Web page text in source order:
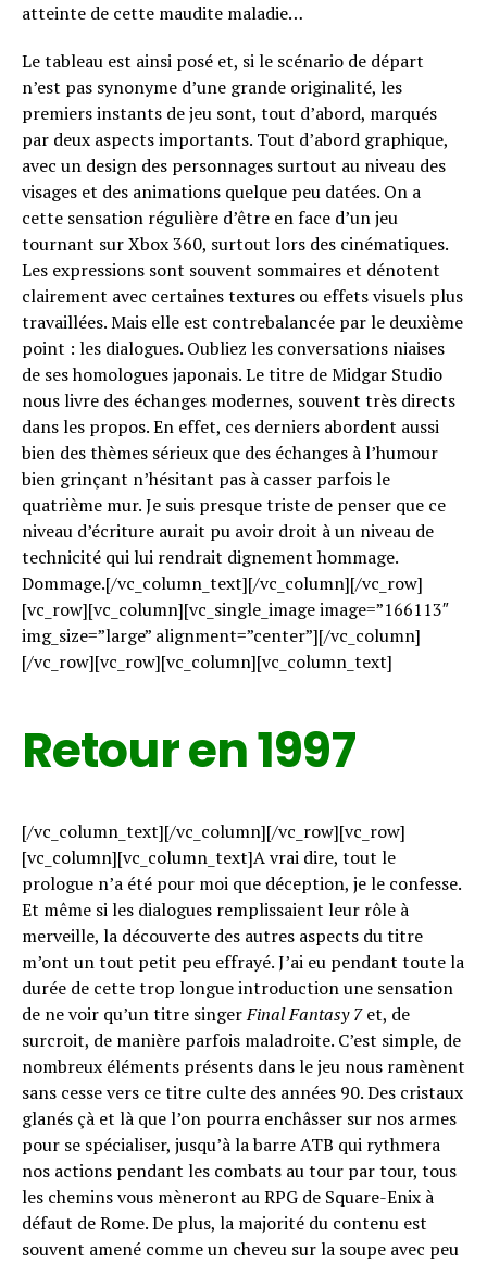
atteinte de cette maudite maladie…
Le tableau est ainsi posé et, si le scénario de départ
n’est pas synonyme d’une grande originalité, les
premiers instants de jeu sont, tout d’abord, marqués
par deux aspects importants. Tout d’abord graphique,
avec un design des personnages surtout au niveau des
visages et des animations quelque peu datées. On a
cette sensation régulière d’être en face d’un jeu
tournant sur Xbox 360, surtout lors des cinématiques.
Les expressions sont souvent sommaires et dénotent
clairement avec certaines textures ou effets visuels plus
travaillées. Mais elle est contrebalancée par le deuxième
point : les dialogues. Oubliez les conversations niaises
de ses homologues japonais. Le titre de Midgar Studio
nous livre des échanges modernes, souvent très directs
dans les propos. En effet, ces derniers abordent aussi
bien des thèmes sérieux que des échanges à l’humour
bien grinçant n’hésitant pas à casser parfois le
quatrième mur. Je suis presque triste de penser que ce
niveau d’écriture aurait pu avoir droit à un niveau de
technicité qui lui rendrait dignement hommage.
Dommage.[/vc_column_text][/vc_column][/vc_row]
[vc_row][vc_column][vc_single_image image=”166113″
img_size=”large” alignment=”center”][/vc_column]
[/vc_row][vc_row][vc_column][vc_column_text]
Retour en 1997
[/vc_column_text][/vc_column][/vc_row][vc_row]
[vc_column][vc_column_text]A vrai dire, tout le
prologue n’a été pour moi que déception, je le confesse.
Et même si les dialogues remplissaient leur rôle à
merveille, la découverte des autres aspects du titre
m’ont un tout petit peu effrayé. J’ai eu pendant toute la
durée de cette trop longue introduction une sensation
de ne voir qu’un titre singerFinal Fantasy 7et, de
surcroit, de manière parfois maladroite. C’est simple, de
nombreux éléments présents dans le jeu nous ramènent
sans cesse vers ce titre culte des années 90. Des cristaux
glanés çà et là que l’on pourra enchâsser sur nos armes
pour se spécialiser, jusqu’à la barre ATB qui rythmera
nos actions pendant les combats au tour par tour, tous
les chemins vous mèneront au RPG de Square-Enix à
défaut de Rome. De plus, la majorité du contenu est
souvent amené comme un cheveu sur la soupe avec peu